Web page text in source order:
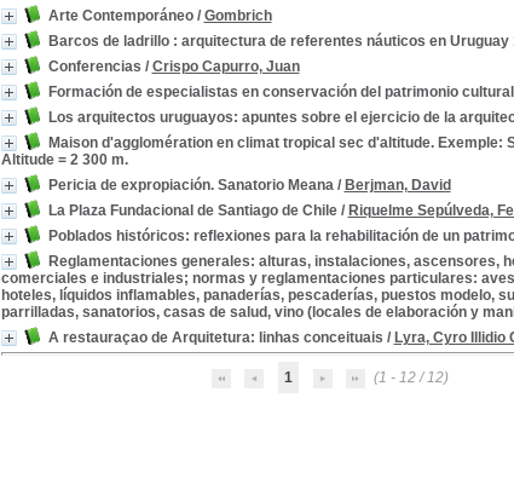
Arte Contemporáneo/ Gombrich
Barcos de ladrillo : arquitectura de referentes náuticos en Uruguay
Conferencias / Crispo Capurro, Juan
Formación de especialistas en conservación del patrimonio
Los arquitectos uruguayos: apuntes sobre el ejercicio de la
Maison d'agglomération en climat tropical sec d'altitude. Exemple:
Altitude = 2 300 m.
Pericia de expropiación. Sanatorio Meana/ Berjman, David
La Plaza Fundacional de Santiago de Chile/ Riquelme Sepúlveda,
Poblados históricos: reflexiones para la rehabilitación de un
Reglamentaciones generales: alturas, instalaciones, ascensores,
comerciales e industriales; normas y reglamentaciones particulares:
hoteles, líquidos inflamables, panaderías, pescaderías, puestos modelo,
parrilladas, sanatorios, casas de salud, vino (locales de elaboración y
A restauraçao de Arquitetura: linhas conceituais / Lyra, Cyro Illidio
1 (1 - 12 / 12)